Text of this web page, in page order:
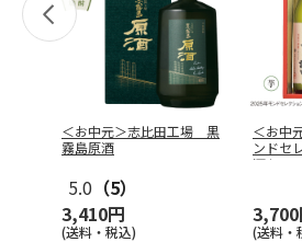
＜お中元＞志比田工場 黒
霧島原酒
5.0 （5）
3,410円
(送料・税込)
＜お中
ンドセ
酒セット
3,700
(送料・